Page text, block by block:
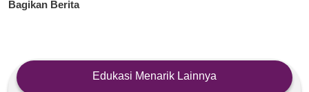
Bagikan Berita
Edukasi Menarik Lainnya